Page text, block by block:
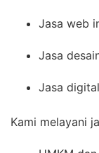
Jasa web
Jasa
Jasa
Kami melayani